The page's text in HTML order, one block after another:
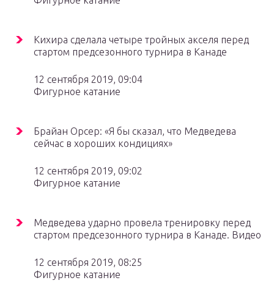
Кихира сделала четыре тройных акселя перед
стартом предсезонного турнира в Канаде
12 сентября 2019, 09:04
Фигурное катание
Брайан Орсер: «Я бы сказал, что Медведева
сейчас в хороших кондициях»
12 сентября 2019, 09:02
Фигурное катание
Медведева ударно провела тренировку перед
стартом предсезонного турнира в Канаде. Видео
12 сентября 2019, 08:25
Фигурное катание